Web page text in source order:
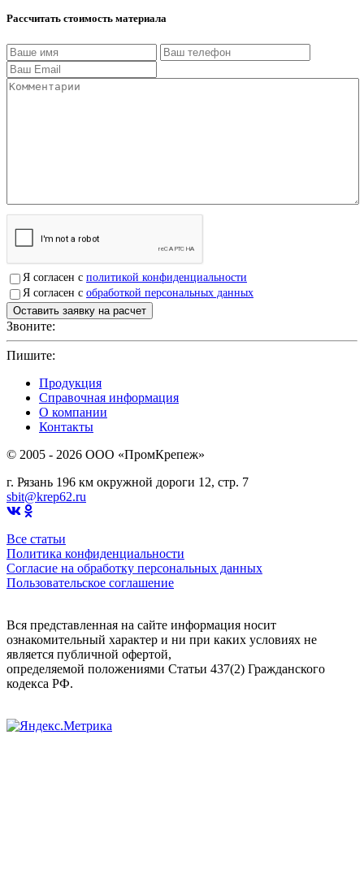
Рассчитать стоимость материала
Я согласен с политикой конфиденциальности
Я согласен с обработкой персональных данных
Звоните:
Пишите:
Продукция
Справочная информация
О компании
Контакты
© 2005 - 2026 OOO «ПромКрепеж»
г. Рязань 196 км окружной дороги 12, стр. 7
sbit@krep62.ru
Все статьи
Политика конфиденциальности
Согласие на обработку персональных данных
Пользовательское соглашение
Вся представленная на сайте информация носит
ознакомительный характер и ни при каких условиях не
является публичной офертой,
определяемой положениями Статьи 437(2) Гражданского
кодекса РФ.